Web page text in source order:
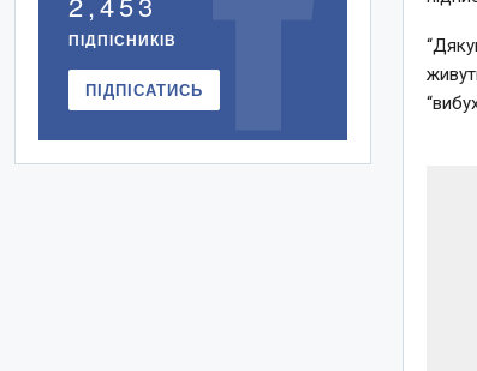
ПІДПІСНИКІВ
ПІДПІСАТИСЬ